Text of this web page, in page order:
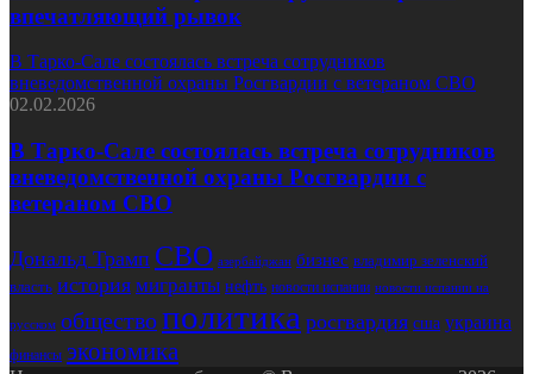
впечатляющий рывок
В Тарко-Сале состоялась встреча сотрудников
вневедомственной охраны Росгвардии с ветераном СВО
02.02.2026
В Тарко-Сале состоялась встреча сотрудников
вневедомственной охраны Росгвардии с
ветераном СВО
Дональд Трамп СВО азербайджан бизнес владимир зеленский
власть история мигранты нефть новости испании новости испании на
русском обществополитика росгвардия сша украина
финансы экономика